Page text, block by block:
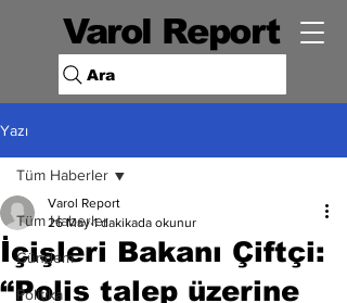
Varol Report
Ara
Yazı
Tüm Haberler
Gündem
Politika
Tüm Haberler
İçişleri Bakanı Çiftçi:
“Polis talep üzerine
Varol Report
26 May 1 dakikada okunur